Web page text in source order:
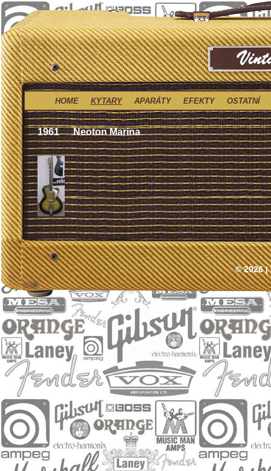
HOME KYTARY APARÁTY EFEKTY OSTATNÍ
1961 Neoton Marina
© 2026 |